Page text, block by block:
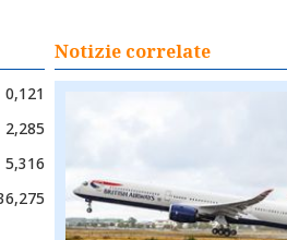
0,121
2,285
5,316
Notizie correlate